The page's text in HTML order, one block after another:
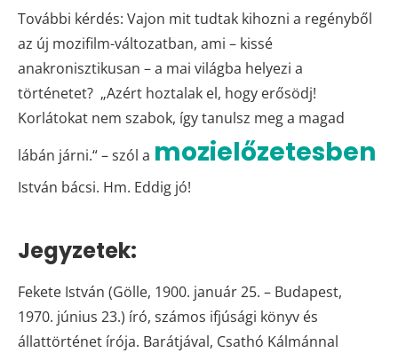
További kérdés: Vajon mit tudtak kihozni a regényből
az új mozifilm-változatban, ami – kissé
anakronisztikusan – a mai világba helyezi a
történetet? „Azért hoztalak el, hogy erősödj!
Korlátokat nem szabok, így tanulsz meg a magad
lábán járni.“ – szól a mozielőzetesben
István bácsi. Hm. Eddig jó!
Jegyzetek:
Fekete István (Gölle, 1900. január 25. – Budapest,
1970. június 23.) író, számos ifjúsági könyv és
állattörténet írója. Barátjával, Csathó Kálmánnal